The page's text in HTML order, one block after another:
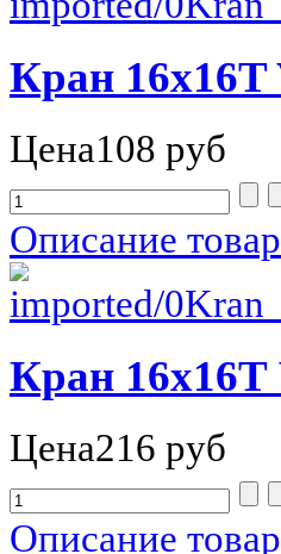
Кран 16х16T
Цена108 руб
Описание
Кран
Цена216 руб
Описание